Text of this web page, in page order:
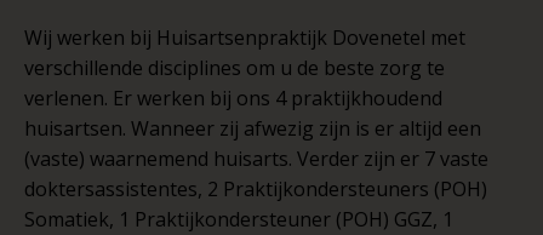
Wij werken bij Huisartsenpraktijk Dovenetel met
verschillende disciplines om u de beste zorg te
verlenen. Er werken bij ons 4 praktijkhoudend
huisartsen. Wanneer zij afwezig zijn is er altijd een
(vaste) waarnemend huisarts. Verder zijn er 7 vaste
doktersassistentes, 2 Praktijkondersteuners (POH)
Somatiek, 1 Praktijkondersteuner (POH) GGZ, 1